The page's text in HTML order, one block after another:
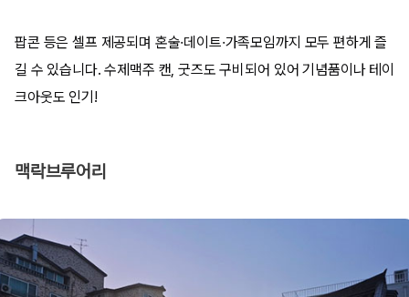
팝콘 등은 셀프 제공되며 혼술·데이트·가족모임까지 모두 편하게 즐
길 수 있습니다. 수제맥주 캔, 굿즈도 구비되어 있어 기념품이나 테이
크아웃도 인기!
맥락브루어리